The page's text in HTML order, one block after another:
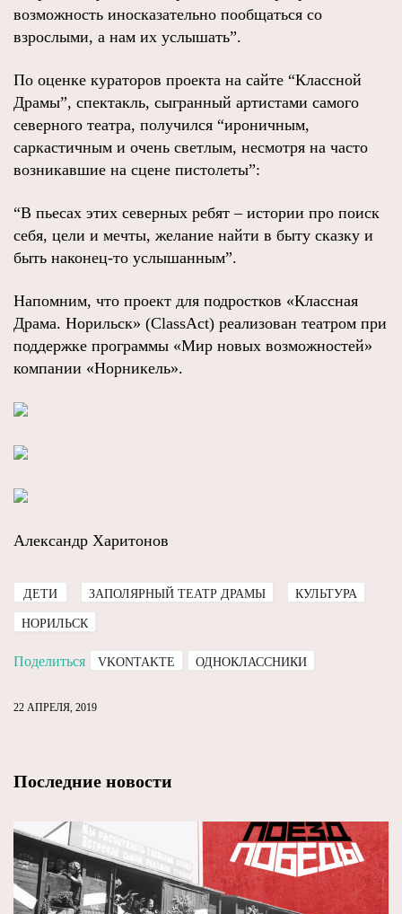
возможность иносказательно пообщаться со
взрослыми, а нам их услышать”.
По оценке кураторов проекта на сайте “Классной
Драмы”, спектакль, сыгранный артистами самого
северного театра, получился “ироничным,
саркастичным и очень светлым, несмотря на часто
возникавшие на сцене пистолеты”:
“В пьесах этих северных ребят – истории про поиск
себя, цели и мечты, желание найти в быту сказку и
быть наконец-то услышанным”.
Напомним, что проект для подростков «Классная
Драма. Норильск» (ClassAct) реализован театром при
поддержке программы «Мир новых возможностей»
компании «Норникель».
Александр Харитонов
ДЕТИ ЗАПОЛЯРНЫЙ ТЕАТР ДРАМЫ КУЛЬТУРА
НОРИЛЬСК
Поделиться VKONTAKTE ОДНОКЛАССНИКИ
22 АПРЕЛЯ, 2019
Последние новости